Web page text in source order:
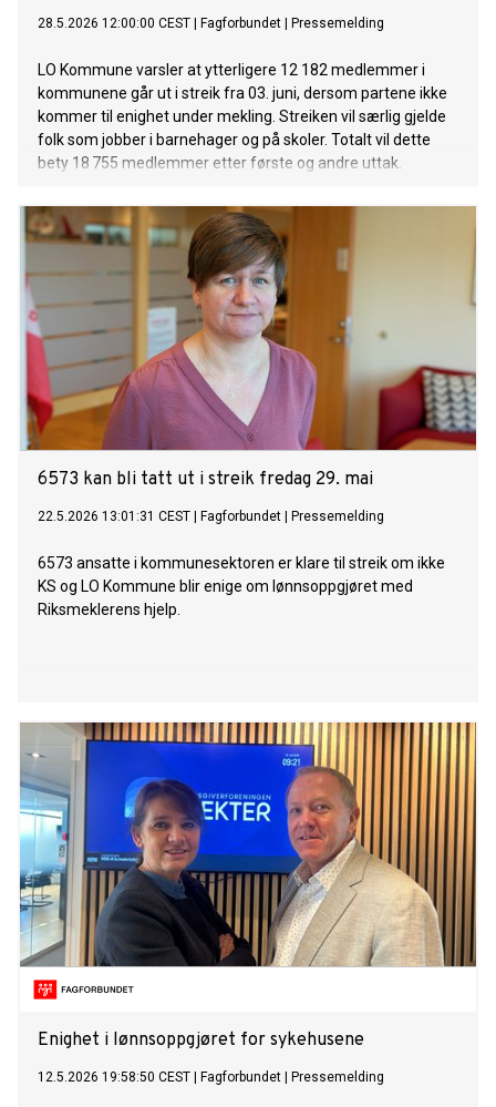
28.5.2026 12:00:00 CEST Fagforbundet Pressemelding
LO Kommune varsler at ytterligere 12 182 medlemmer i
kommunene går ut i streik fra 03. juni, dersom partene ikke
kommer til enighet under mekling. Streiken vil særlig gjelde
folk som jobber i barnehager og på skoler. Totalt vil dette
bety 18 755 medlemmer etter første og andre uttak.
6573 kan bli tatt ut i streik fredag 29. mai
22.5.2026 13:01:31 CEST Fagforbundet Pressemelding
6573 ansatte i kommunesektoren er klare til streik om ikke
KS og LO Kommune blir enige om lønnsoppgjøret med
Riksmeklerens hjelp.
Enighet i lønnsoppgjøret for sykehusene
12.5.2026 19:58:50 CEST Fagforbundet Pressemelding